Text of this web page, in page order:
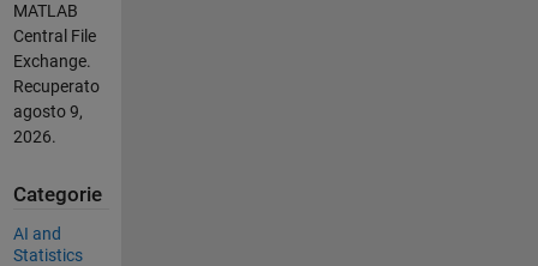
MATLAB
Central File
Exchange.
Recuperato
agosto 9,
2026.
Categorie
AI and
Statistics